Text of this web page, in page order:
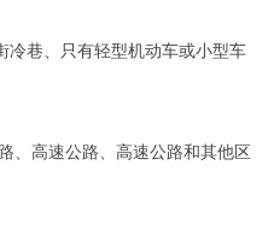
冷巷、只有轻型机动车或小型车
、高速公路、高速公路和其他区